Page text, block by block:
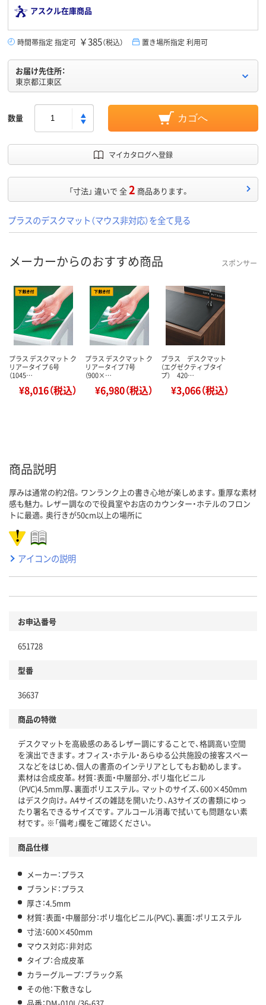
アスクル在庫商品
時間帯指定 指定可 ￥385（税込） 置き場所指定 利用可
お届け先住所：
東京都江東区
数量 カゴへ
マイカタログへ登録
「寸法」 違いで 全2 商品あります。
プラスのデスクマット（マウス非対応）を全て見る
メーカーからのおすすめ商品 スポンサー
プラス デスクマット ク
リアータイプ 6号
（1045…
¥8,016（税込）
プラス デスクマット ク
リアータイプ 7号
（900×…
¥6,980（税込）
プラス デスクマット
（エグゼクティブタイ
プ） 420…
¥3,066（税込）
商品説明
厚みは通常の約2倍。ワンランク上の書き心地が楽しめます。重厚な素材
感も魅力。レザー調なので役員室やお店のカウンター・ホテルのフロン
トに最適。奥行きが50cm以上の場所に
アイコンの説明
お申込番号
651728
型番
36637
商品の特徴
デスクマットを高級感のあるレザー調にすることで、格調高い空間
を演出できます。オフィス・ホテル・あらゆる公共施設の接客スペー
スなどをはじめ、個人の書斎のインテリアとしてもお勧めします。
素材は合成皮革。材質：表面・中層部分、ポリ塩化ビニル
（PVC)4.5mm厚、裏面ポリエステル。マットのサイズ、600×450mm
はデスク向け。A4サイズの雑誌を開いたり、A3サイズの書類にゆっ
たり署名できるサイズです。アルコール消毒で拭いても問題ない素
材です。※「備考」欄をご確認ください。
商品仕様
メーカー：プラス
ブランド：プラス
厚さ：4.5mm
材質：表面・中層部分：ポリ塩化ビニル(PVC)、裏面：ポリエステル
寸法：600×450mm
マウス対応：非対応
タイプ：合成皮革
カラーグループ：ブラック系
その他：下敷きなし